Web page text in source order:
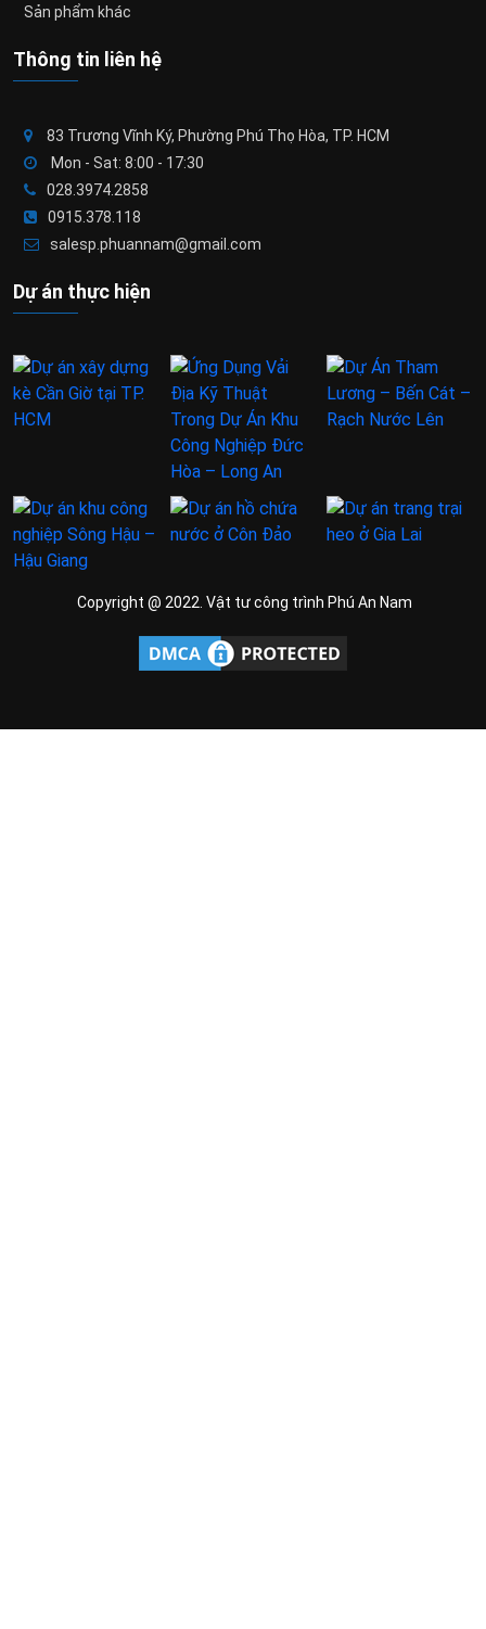
Sản phẩm khác
Thông tin liên hệ
83 Trương Vĩnh Ký, Phường Phú Thọ Hòa, TP. HCM
Mon - Sat: 8:00 - 17:30
028.3974.2858
0915.378.118
salesp.phuannam@gmail.com
Dự án thực hiện
Copyright @ 2022. Vật tư công trình Phú An Nam